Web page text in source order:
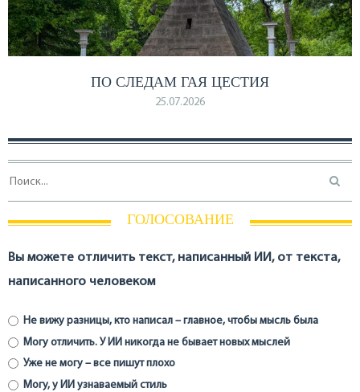
ПО СЛЕДАМ ГАЯ ЦЕСТИЯ
25.07.2026
ГОЛОСОВАНИЕ
Вы можете отличить текст, написанный ИИ, от текста,
написанного человеком
Не вижу разницы, кто написал – главное, чтобы мысль была
Могу отличить. У ИИ никогда не бывает новых мыслей
Уже не могу – все пишут плохо
Могу, у ИИ узнаваемый стиль